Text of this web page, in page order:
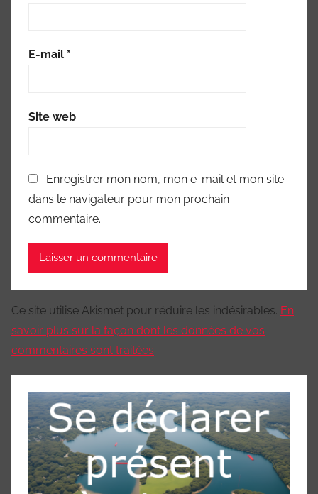
E-mail *
Site web
Enregistrer mon nom, mon e-mail et mon site
dans le navigateur pour mon prochain
commentaire.
Ce site utilise Akismet pour réduire les indésirables. En
savoir plus sur la façon dont les données de vos
commentaires sont traitées.